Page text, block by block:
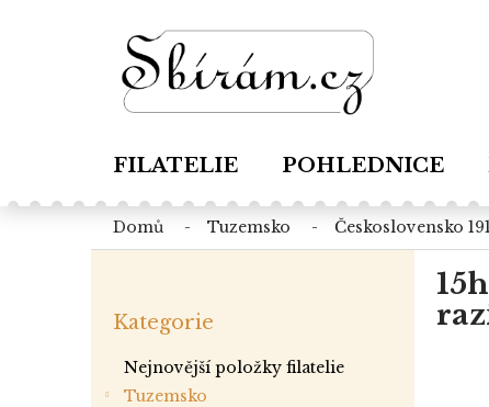
FILATELIE POHLEDNICE
domů tuzemsko československo
kategorie
Kategorie
Nejnovější položky filatelie
Tuzemsko